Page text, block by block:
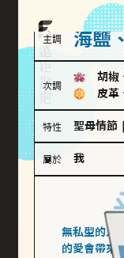
主調 海鹽
次調
胡椒
皮革
特性 聖母情節
屬於 我
無私型的人
的愛會帶來